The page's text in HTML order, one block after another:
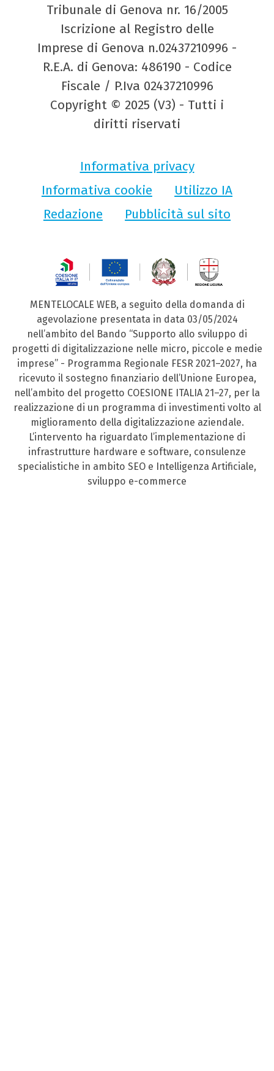
Tribunale di Genova nr. 16/2005
Iscrizione al Registro delle
Imprese di Genova n.02437210996 -
R.E.A. di Genova: 486190 - Codice
Fiscale / P.Iva 02437210996
Copyright © 2025 (V3) - Tutti i
diritti riservati
Informativa privacy
Informativa cookie
Utilizzo IA
Redazione
Pubblicità sul sito
MENTELOCALE WEB, a seguito della domanda di
agevolazione presentata in data 03/05/2024
nell’ambito del Bando “Supporto allo sviluppo di
progetti di digitalizzazione nelle micro, piccole e medie
imprese” - Programma Regionale FESR 2021–2027, ha
ricevuto il sostegno finanziario dell’Unione Europea,
nell’ambito del progetto COESIONE ITALIA 21–27, per la
realizzazione di un programma di investimenti volto al
miglioramento della digitalizzazione aziendale.
L’intervento ha riguardato l’implementazione di
infrastrutture hardware e software, consulenze
specialistiche in ambito SEO e Intelligenza Artificiale,
sviluppo e-commerce